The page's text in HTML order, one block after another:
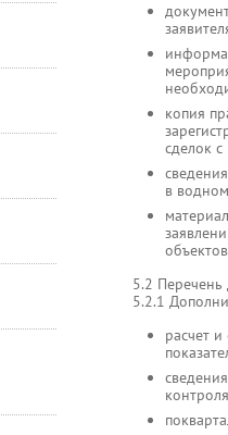
копия
сделок
в
5.2 Перечень
5.2.1
расчет